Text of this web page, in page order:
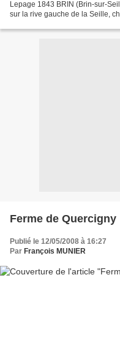
Lepage 1843 BRIN (Brin-sur-
sur la rive gauche de la Seille,
Ferme de Quercigny
Publié le 12/05/2008 à 16:27
Par François MUNIER